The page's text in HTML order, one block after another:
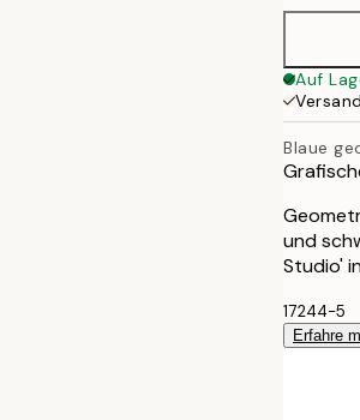
Auf
Blaue
und
Studio'
17244-5
Erfahre